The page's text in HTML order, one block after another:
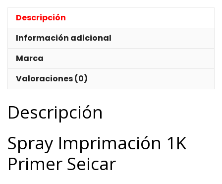
Descripción
Información adicional
Marca
Valoraciones (0)
Descripción
Spray Imprimación 1K
Primer Seicar